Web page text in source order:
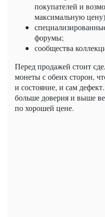
покупателей и
максимальную
форумы;
сообщества
Перед продажей стоит
монеты с обеих сторон,
и состояние, и сам
больше доверия и выше
по хорошей цене.